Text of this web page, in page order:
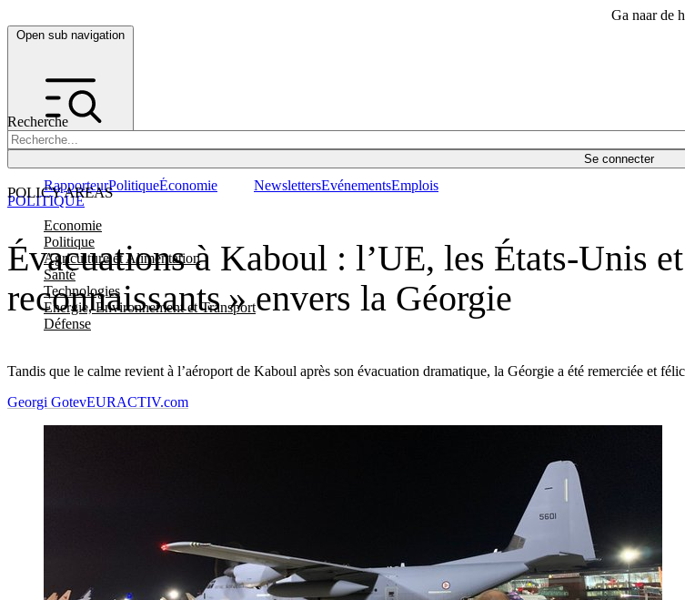
Ga naar de
Open sub navigation
Recherche
Se connecter
POLICY AREAS
Economie
Politique
Agriculture et Alimentation
Santé
Technologies
Energie, Environnement et Transport
Défense
RapporteurPolitiqueÉconomie NewslettersEvénementsEmplois
Évacuations à Kaboul : l’UE, les États-Unis
reconnaissants » envers la Géorgie
Tandis que le calme revient à l’aéroport de Kaboul après son évacuation dramatique, la Géorgie a été remerciée et
POLITIQUE
Georgi GotevEURACTIV.com